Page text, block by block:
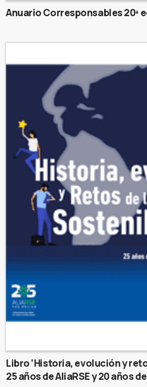
Anuario Corresponsables 20ª
Libro ‘Historia, evolución y
25 años de AliaRSE y 20 años